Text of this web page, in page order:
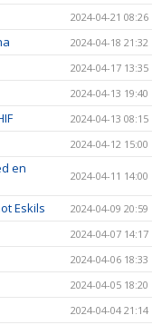
2024-04-21 08:26
2024-04-18 21:32
2024-04-17 13:35
2024-04-13 19:40
2024-04-13 08:15
2024-04-12 15:00
en
2024-04-11 14:00
Eskils 2024-04-09 20:59
2024-04-07 14:17
2024-04-06 18:33
2024-04-05 18:20
2024-04-04 21:14